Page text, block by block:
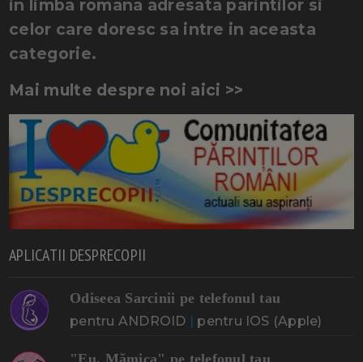
in limba romana adresata parintilor si
celor care doresc sa intre in aceasta
categorie.
Mai multe despre noi aici >>
APLICATII DESPRECOPII
Odiseea Sarcinii pe telefonul tau
pentru ANDROID | pentru IOS (Apple)
"Eu, Mămica" pe telefonul tau